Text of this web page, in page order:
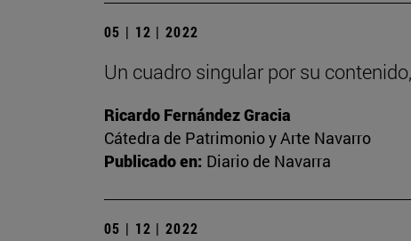
05 | 12 | 2022
Un cuadro singular por su
Ricardo Fernández Gracia
Cátedra de Patrimonio y Arte Navarro
Publicado en: Diario de Navarra
05 | 12 | 2022